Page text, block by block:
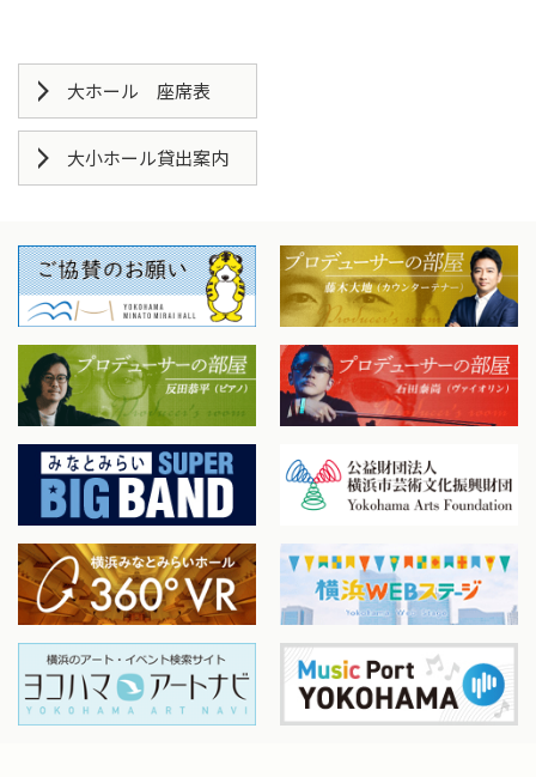
大ホール 座席表
大小ホール貸出案内